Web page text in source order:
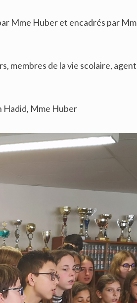
Mme Huber et encadrés par
membres de la vie scolaire,
Hadid, Mme Huber